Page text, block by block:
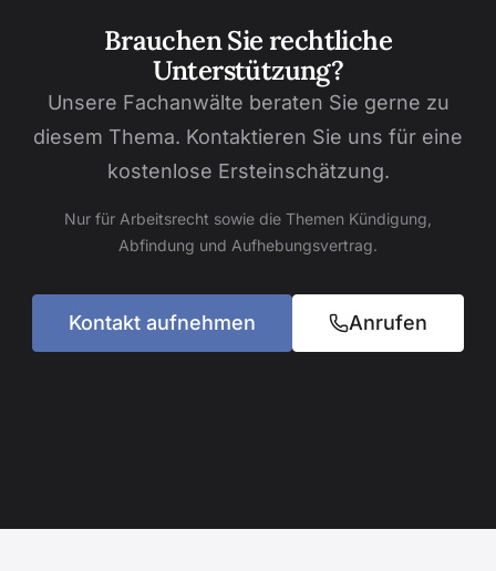
Brauchen Sie rechtliche
Unterstützung?
Unsere Fachanwälte beraten Sie gerne zu
diesem Thema. Kontaktieren Sie uns für eine
kostenlose Ersteinschätzung.
Nur für Arbeitsrecht sowie die Themen Kündigung,
Abfindung und Aufhebungsvertrag.
Kontakt aufnehmen Anrufen